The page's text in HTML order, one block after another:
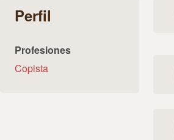
Perfil
Profesiones
Copista